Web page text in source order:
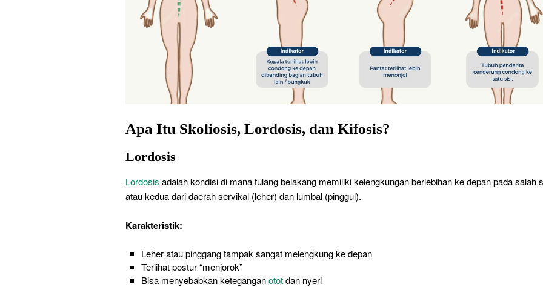
Apa Itu Skoliosis, Lordosis, dan Kifosis?
Lordosis
Lordosis adalah kondisi di mana tulang belakang memiliki kelengkungan berlebihan ke depan pada salah
atau kedua dari daerah servikal (leher) dan lumbal (pinggul).
Karakteristik:
Leher atau pinggang tampak sangat melengkung ke depan
Terlihat postur “menjorok”
Bisa menyebabkan keteganganototdan nyeri